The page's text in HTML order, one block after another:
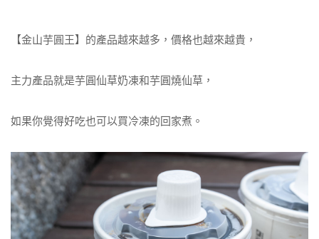
【金山芋圓王】的產品越來越多，價格也越來越貴，
主力產品就是芋圓仙草奶凍和芋圓燒仙草，
如果你覺得好吃也可以買冷凍的回家煮。